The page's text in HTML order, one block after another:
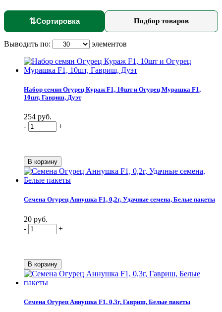
⇅Сортировка Подбор товаров
Выводить по: элементов
Набор семян Огурец Кураж F1, 10шт и Огурец Мурашка F1,
10шт, Гавриш, Дуэт
254 руб.
-
+
Семена Огурец Аннушка F1, 0,2г, Удачные семена, Белые пакеты
20 руб.
-
+
Семена Огурец Аннушка F1, 0,3г, Гавриш, Белые пакеты